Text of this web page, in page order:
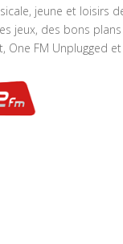
jeune et loisirs
jeux, des bons
One FM Unplugged et